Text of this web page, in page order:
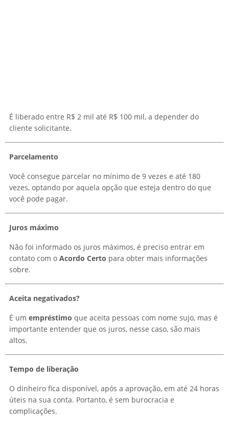
É liberado entre R$ 2 mil até R$ 100 mil, a depender do
cliente solicitante.
Parcelamento
Você consegue parcelar no mínimo de 9 vezes e até 180
vezes, optando por aquela opção que esteja dentro do que
você pode pagar.
Juros máximo
Não foi informado os juros máximos, é preciso entrar em
contato com o Acordo Certo para obter mais informações
sobre.
Aceita negativados?
É um empréstimo que aceita pessoas com nome sujo, mas é
importante entender que os juros, nesse caso, são mais
altos.
Tempo de liberação
O dinheiro fica disponível, após a aprovação, em até 24 horas
úteis na sua conta. Portanto, é sem burocracia e
complicações.